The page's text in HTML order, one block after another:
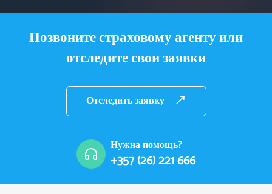
Позвоните страховому агенту или
отследите свои заявки
Отследить заявку
Нужна помощь?
+357 (26) 221 666